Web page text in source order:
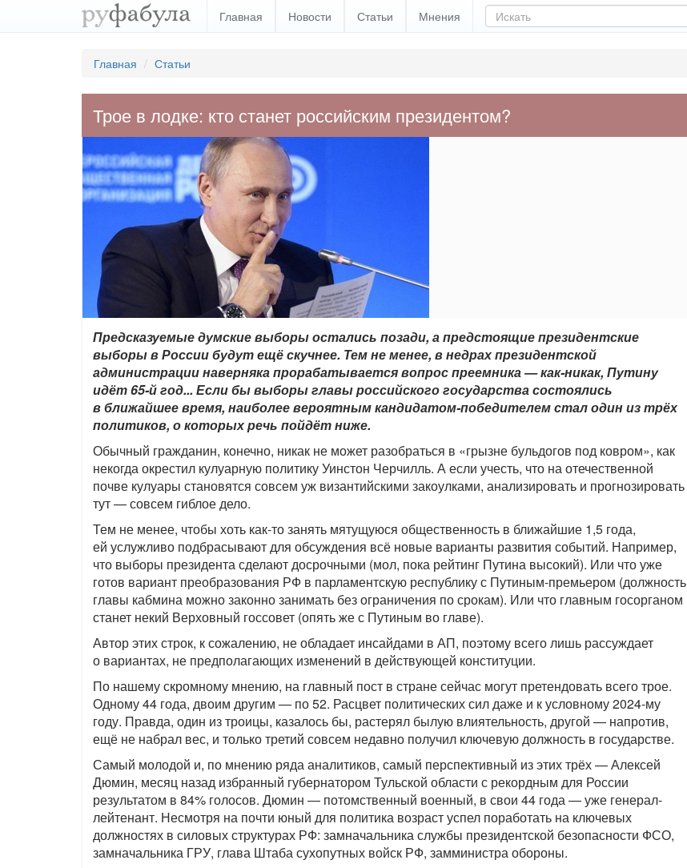
Главная Новости Статьи Мнения
Главная Статьи
Трое в лодке: кто станет российским президентом?
Предсказуемые думские выборы остались позади, а предстоящие президентские
выборы в России будут ещё скучнее. Тем не менее, в недрах президентской
администрации наверняка прорабатывается вопрос преемника — как-никак, Путину
идёт 65-й год... Если бы выборы главы российского государства состоялись
в ближайшее время, наиболее вероятным кандидатом-победителем стал один из трёх
политиков, о которых речь пойдёт ниже.
Обычный гражданин, конечно, никак не может разобраться в «грызне бульдогов под ковром», как
некогда окрестил кулуарную политику Уинстон Черчилль. А если учесть, что на отечественной
почве кулуары становятся совсем уж византийскими закоулками, анализировать и прогнозировать
тут — совсем гиблое дело.
Тем не менее, чтобы хоть как-то занять мятущуюся общественность в ближайшие 1,5 года,
ей услужливо подбрасывают для обсуждения всё новые варианты развития событий. Например,
что выборы президента сделают досрочными (мол, пока рейтинг Путина высокий). Или что уже
готов вариант преобразования РФ в парламентскую республику с Путиным-премьером (должность
главы кабмина можно законно занимать без ограничения по срокам). Или что главным госорганом
станет некий Верховный госсовет (опять же с Путиным во главе).
Автор этих строк, к сожалению, не обладает инсайдами в АП, поэтому всего лишь рассуждает
о вариантах, не предполагающих изменений в действующей конституции.
По нашему скромному мнению, на главный пост в стране сейчас могут претендовать всего трое.
Одному 44 года, двоим другим — по 52. Расцвет политических сил даже и к условному 2024-му
году. Правда, один из троицы, казалось бы, растерял былую влиятельность, другой — напротив,
ещё не набрал вес, и только третий совсем недавно получил ключевую должность в государстве.
Самый молодой и, по мнению ряда аналитиков, самый перспективный из этих трёх — Алексей
Дюмин, месяц назад избранный губернатором Тульской области с рекордным для России
результатом в 84% голосов. Дюмин — потомственный военный, в свои 44 года — уже генерал-
лейтенант. Несмотря на почти юный для политика возраст успел поработать на ключевых
должностях в силовых структурах РФ: замначальника службы президентской безопасности ФСО,
замначальника ГРУ, глава Штаба сухопутных войск РФ, замминистра обороны.